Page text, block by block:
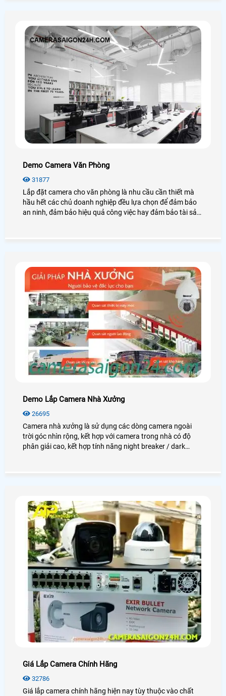
Demo Camera Văn Phòng
31877
Lắp đặt camera cho văn phòng là nhu cầu cần thiết mà
hầu hết các chủ doanh nghiệp đều lựa chọn để đảm bảo
an ninh, đảm bảo hiệu quả công việc hay đảm bảo tài sản
Demo Lắp Camera Nhà Xưởng
26695
Camera nhà xưởng là sử dụng các dòng camera ngoài
trời góc nhìn rộng, kết hợp với camera trong nhà có độ
phân giải cao, kết hợp tính năng night breaker / dark
Giá Lắp Camera Chính Hãng
32786
Giá lắp camera chính hãng hiện nay tùy thuộc vào chất